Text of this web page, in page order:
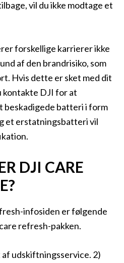
vil du ikke modtage et
forskellige karrierer ikke
af den brandrisiko, som
Hvis dette er sket med dit
kontakte DJI for at
batteri i form
et erstatningsbatteri vil
DJI CARE
infosiden er følgende
refresh-pakken.
udskiftningsservice. 2)